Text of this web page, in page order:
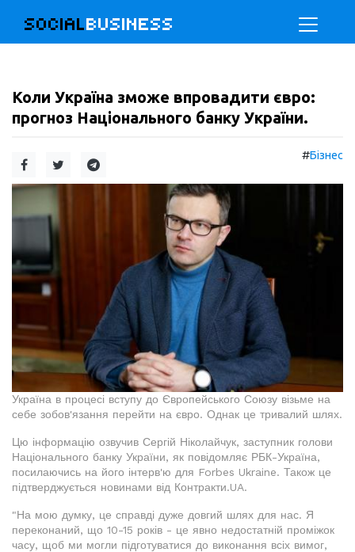
SOCIALBUSINESS
Коли Україна зможе впровадити євро:
прогноз Національного банку України.
#Бізнес
Україна в процесі вступу до Європейського Союзу візьме на
себе зобов'язання перейти на євро. Однак це тривалий шлях.
Цю інформацію озвучив Сергій Ніколайчук, заступник голови
Національного банку України, як повідомляє РБК-Україна,
посилаючись на його інтерв'ю для Forbes Ukraine. Також це
підтверджується новинами від Контракти.UA.
"На мою думку, це справді дуже довгий шлях для нас. Я
переконаний, що 10-15 років - це явно недостатній проміжок
часу, щоб ми могли підготуватися до виконання всіх вимог,